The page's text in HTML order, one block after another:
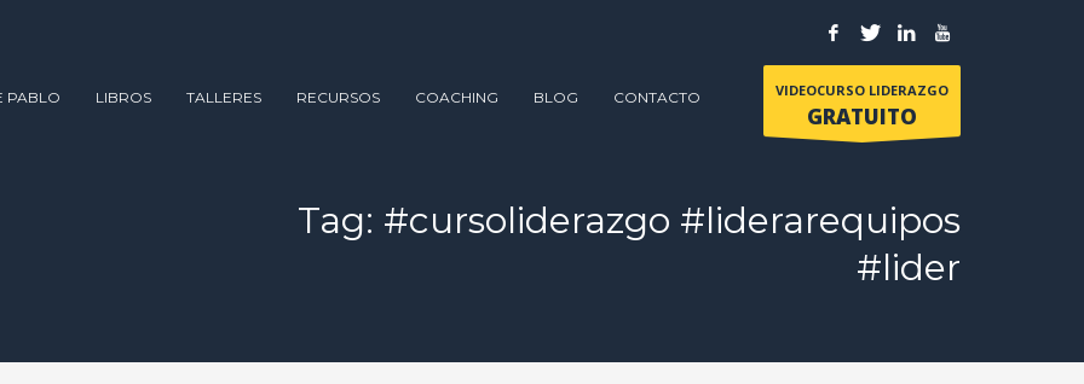
PABLO LIBROS TALLERES RECURSOS COACHING BLOG CONTACTO VIDEOCURSO LIDERAZGO
GRATUITO
Tag: #cursoliderazgo #liderarequipos
#lider